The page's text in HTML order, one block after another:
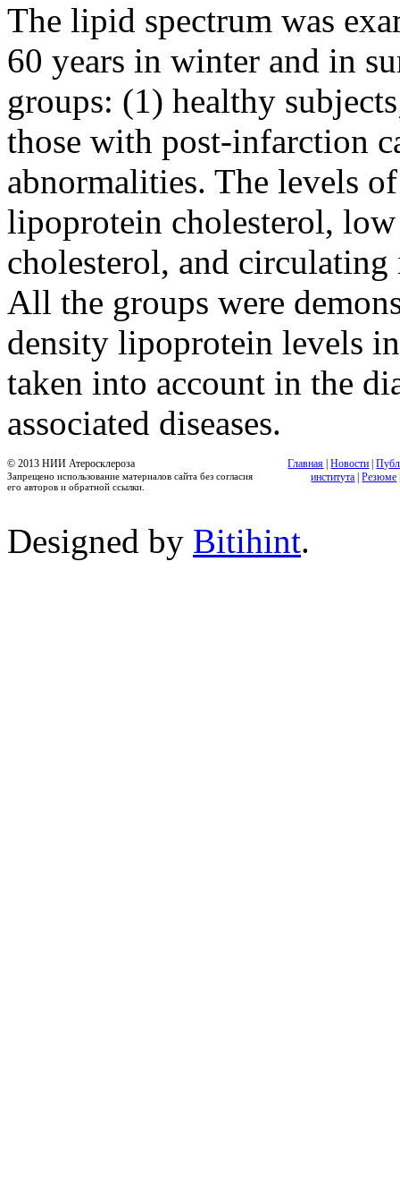
The lipid spectrum was
60 years in winter and in
groups: (1) healthy
those with post-infarction
abnormalities. The levels
lipoprotein cholesterol,
cholesterol, and circulating
All the groups were
density lipoprotein levels
taken into account in the
associated diseases.
© 2013 НИИ Атеросклероза
Запрещено использование материалов сайта без согласия
его авторов и обратной ссылки.
Главная |Новости |
института |Резюме
Designed by Bitihint.